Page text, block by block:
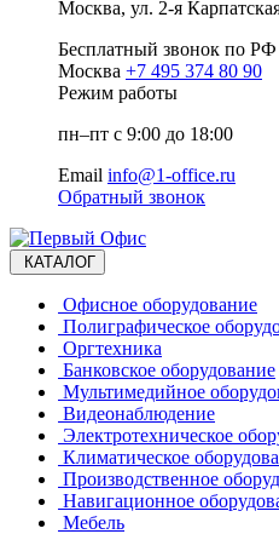
Москва, ул. 2-я
Бесплатный звонок по РФ
Москва +7 495 374 80 90
Режим работы
пн–пт с 9:00 до 18:00
Email info@1-office.ru
Обратный звонок
КАТАЛОГ
Офисное оборудование
Полиграфическое
Оргтехника
Банковское оборудование
Мультимедийное
Видеонаблюдение
Электротехническое
Климатическое
Производственное
Навигационное
Мебель